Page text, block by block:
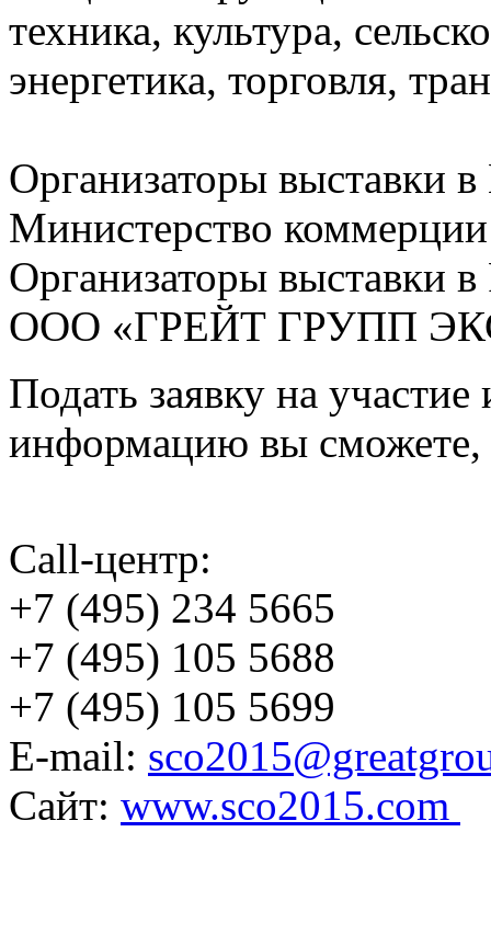
техника, культура,
энергетика, торговля,
Организаторы выставки
Министерство
Организаторы выставки
ООО «ГРЕЙТ ГРУПП
Подать заявку на
информацию вы сможете,
Call-центр:
+7 (495) 234 5665
+7 (495) 105 5688
+7 (495) 105 5699
E-mail:
Сайт: www.sco2015.com